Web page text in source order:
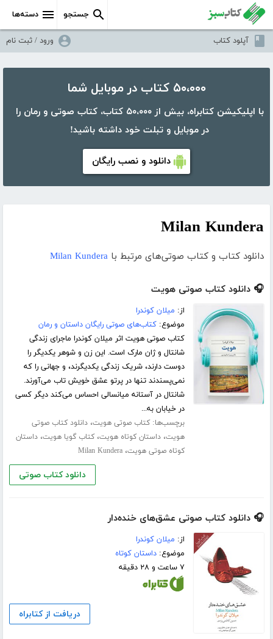
دسته‌ها جستجو
آپلود کتاب ورود / ثبت نام
۵۰،۰۰۰ کتاب در موبایل شما
با اپلیکیشن کتابراه، بیش از ۵۰،۰۰۰ کتاب، کتاب صوتی و رمان را
در موبایل و تبلت خود داشته باشید!
دانلود و نصب رایگان
Milan Kundera
دانلود کتاب و کتاب صوتی‌های مرتبط با Milan Kundera
🎧 دانلود کتاب صوتی هویت
از: میلان کوندرا
موضوع:کتاب‌های صوتی رایگان داستان و رمان
کتاب صوتی هویت اثر میلان کوندرا ماجرای زندگی
شانتال و ژان مارک است. این زن و شوهر یکدیگر را
دوست دارند، شریک زندگی یکدیگرند، و جهانی را که
نمی‌پسندند تنها در پرتو عشق خویش تاب می‌آورند.
شانتال در آستانه میانسالی احساس می‌کند دیگر کسی
در خیابان به...
برچسب‌ها:کتاب صوتی هویت،دانلود کتاب صوتی
هویت،داستان کوتاه هویت،کتاب گویا هویت،داستان
کوتاه صوتی هویت،Milan Kundera
دانلود کتاب صوتی
🎧 دانلود کتاب صوتی عشق‌های خنده‌دار
از: میلان کوندرا
موضوع:داستان کوتاه
۷ ساعت و ۲۸ دقیقه
دریافت از کتابراه